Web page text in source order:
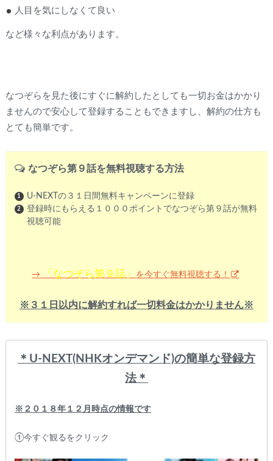
人目を気にしなくて良い
など様々な利点があります。
なつぞらを見た後にすぐに解約したとしても一切お金はかかり
ませんので安心して登録することもできますし、解約の仕方も
とても簡単です。
なつぞら第９話を無料視聴する方法
U-NEXTの３１日間無料キャンペーンに登録
登録時にもらえる１０００ポイントでなつぞら第９話が無料
視聴可能
→ 「なつぞら第９話」 を今すぐ無料視聴する！
※３１日以内に解約すれば一切料金はかかりません※
＊U-NEXT(NHKオンデマンド)の簡単な登録方
法＊
※２０１８年１２月時点の情報です
①今すぐ観るをクリック